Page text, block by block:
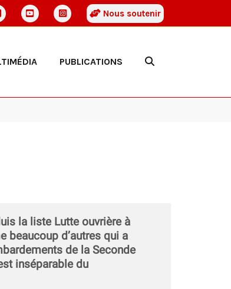
Nous soutenir
PUBLICATIONS
la liste Lutte ouvrière à
beaucoup d’autres qui a
de la Seconde
inséparable du